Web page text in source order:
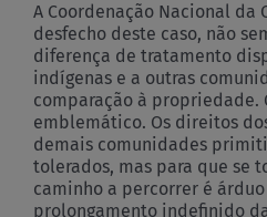
A Coordenação Nacional da
desfecho deste caso, não
diferença de tratamento
indígenas e a outras
comparação à propriedade.
emblemático. Os direitos
demais comunidades
tolerados, mas para que se
caminho a percorrer é árduo
prolongamento indefinido